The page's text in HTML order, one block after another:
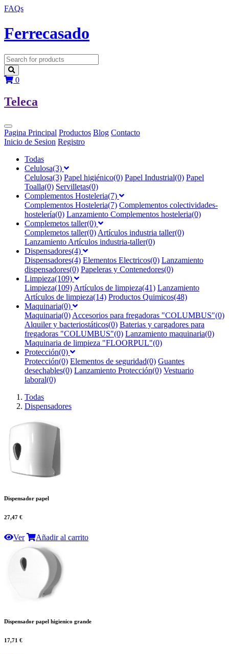
FAQs
Ferrecasado
0
Teleca
Pagina Principal Productos Blog Contacto
Inicio de Sesion Registro
Todas
Celulosa(3)
Celulosa(3) Papel higiénico(0) Papel Industrial(0) Papel
Toalla(0) Servilletas(0)
Complementos Hosteleria(7)
Complementos Hosteleria(7) Complementos colectividades-
hostelería(0) Lanzamiento Complementos hosteleria(0)
Complemetos taller(0)
Complemetos taller(0) Artículos industria taller(0)
Lanzamiento Artículos industria-taller(0)
Dispensadores(4)
Dispensadores(4) Elementos Electricos(0) Lanzamiento
dispensadores(0) Papeleras y Contenedores(0)
Limpieza(109)
Limpieza(109) Artículos de limpieza(41) Lanzamiento
Artículos de limpieza(14) Productos Quimicos(48)
Maquinaria(0)
Maquinaria(0) Accesorios para fregadoras "COLUMBUS"(0)
Alquiler y bacteriostáticos(0) Baterias y cargadores para
fregadoras "COLUMBUS"(0) Lanzamiento maquinaria(0)
Maquinaria de limpieza "FLOORPUL"(0)
Protección(0)
Protección(0) Elementos de seguridad(0) Guantes
desechables(0) Lanzamiento Protección(0) Vestuario
laboral(0)
Todas
Dispensadores
Dispensador papel
27,47 €
Ver Añadir al carrito
Dispensador papel higienico grande
17,71 €